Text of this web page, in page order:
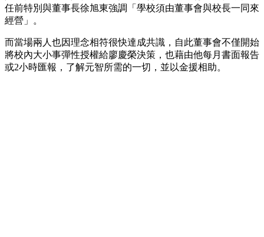
任前特別與董事長徐旭東強調「學校須由董事會與校長一同來
經營」。
而當場兩人也因理念相符很快達成共識，自此董事會不僅開始
將校內大小事彈性授權給廖慶榮決策，也藉由他每月書面報告
或2小時匯報，了解元智所需的一切，並以金援相助。